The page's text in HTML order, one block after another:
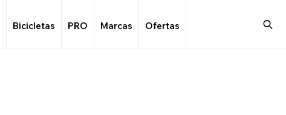
Bicicletas PRO Marcas Ofertas